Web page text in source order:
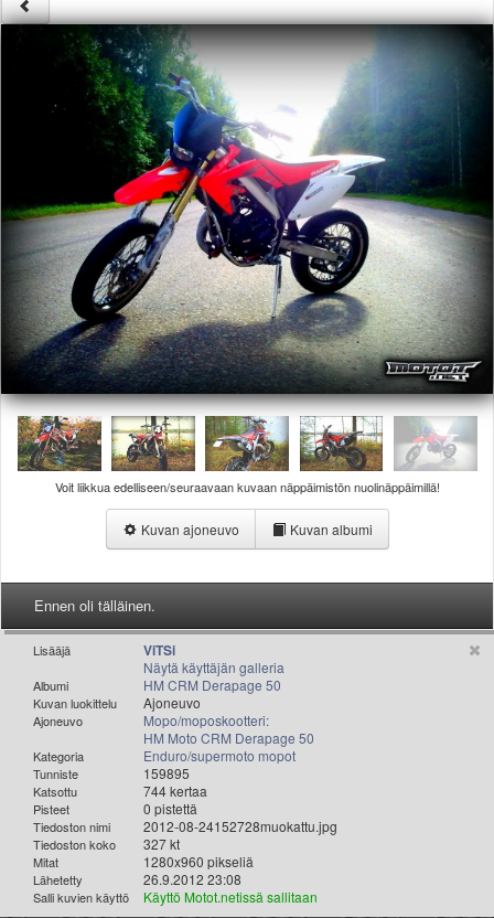
Säännöt ja ohjeet
Uudet ajoneuvot
Uudet kuvat
Uudet videot
Uudet kommentit
Ohjeet
Ajoneuvot
Osat
TIETOPANKKI
TAPAHTUMAT
MP15 kuvia
MP14 kuvia
MP13 kuvia
ACS 2015 kuvia
Lisää uusi tapahtuma
UUTISET
Valitse paikkakunta
Helsingin sää
Turun sää
Oulun sää
Kuopion sää
Rovaniemen sää
MUUT
VIP-jäsenyys
Paidat ja vaatteet
Suunnittele oma paita
Mainostus
Palaute
Kevytversio
Voit liikkua edelliseen/seuraavaan kuvaan näppäimistön nuolinäppäimillä!
Kuvan ajoneuvo Kuvan albumi
Ennen oli tälläinen.
Lisääjä ViTSi
Näytä käyttäjän galleria
Albumi HM CRM Derapage 50
Kuvan luokittelu Ajoneuvo
Ajoneuvo
Mopo/moposkootteri:
HM Moto CRM Derapage 50
Kategoria Enduro/supermoto mopot
Tunniste 159895
Katsottu 744 kertaa
Pisteet 0 pistettä
Tiedoston nimi 2012-08-24152728muokattu.jpg
Tiedoston koko 327 kt
Mitat 1280x960 pikseliä
Lähetetty 26.9.2012 23:08
Salli kuvien käyttö Käyttö Motot.netissä sallitaan